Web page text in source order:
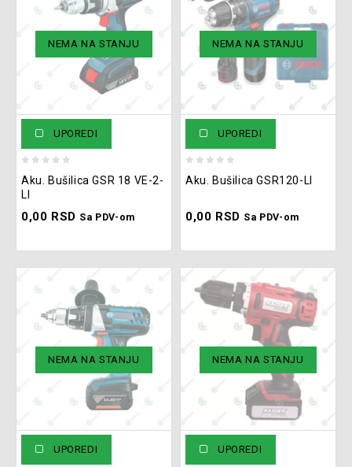
NEMA NA STANJU
UPOREDI
out
of
5
Aku. Bušilica GSR 18 VE-2-
LI
0,00 RSD Sa PDV-om
NEMA NA STANJU
UPOREDI
out
5
Aku. Bušilica GSR120-LI
0,00 RSD Sa PDV-om
NEMA NA STANJU
UPOREDI
NEMA NA STANJU
UPOREDI